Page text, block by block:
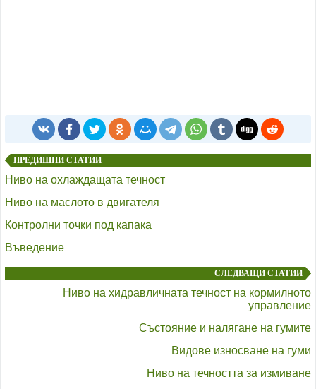
ПРЕДИШНИ СТАТИИ
Ниво на охлаждащата течност
Ниво на маслото в двигателя
Контролни точки под капака
Въведение
СЛЕДВАЩИ СТАТИИ
Ниво на хидравличната течност на кормилното
управление
Състояние и налягане на гумите
Видове износване на гуми
Ниво на течността за измиване